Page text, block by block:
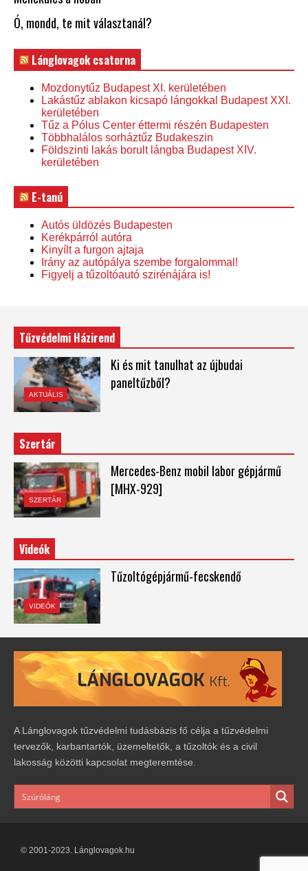
Ó, mondd, te mit választanál?
Lánglovagok csatorna
Mozdonytűz Budapest XI. kerületében
Lakástűz ablakon kicsapó lángokkal Budapest XXI.
kerületében
Tűz a Pólus Center éttermi részén Budapesten
Többhalálos sorháztűz Budakeszin
Földszinti lakás borult lángba Budapest XIV.
kerületében
E-tanú
Autós üldözés Budapesten
Kerékpárról autóra
Kinyílt a furgon ajtaja
Irány az autópálya szembe forgalommal!
Figyelj a tűzoltóautó szirénájára is!
Tűzvédelmi Házirend
AKTUÁLIS
Ki és mit tanulhat az újbudai
paneltűzből?
Szertár
SZERTÁR
Mercedes-Benz mobil labor gépjármű
[MHX-929]
Videók
VIDEÓK
Tűzoltógépjármű-fecskendő
A Lánglovagok tűzvédelmi tudásbázis fő célja a tűzvédelmi
tervezők, karbantartók, üzemeltetők, a tűzoltók és a civil
lakosság közötti kapcsolat megteremtése.
© 2001-2023. Lánglovagok.hu